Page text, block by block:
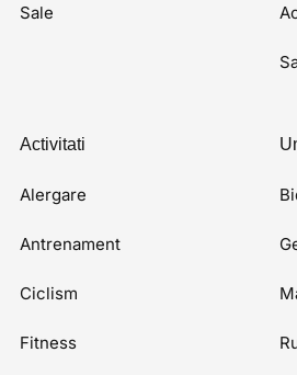
Sale
Activitati
Alergare
Antrenament
Ciclism
Fitness